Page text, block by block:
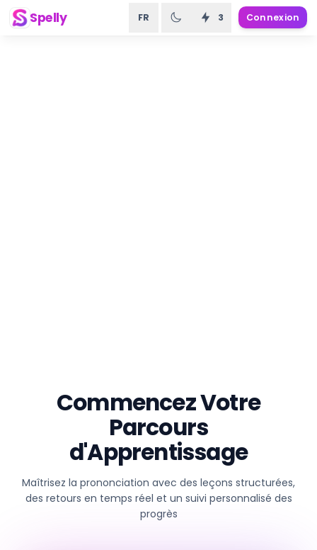
Spelly FR 3 Connexion
Commencez Votre
Parcours
d'Apprentissage
Maîtrisez la prononciation avec des leçons structurées,
des retours en temps réel et un suivi personnalisé des
progrès